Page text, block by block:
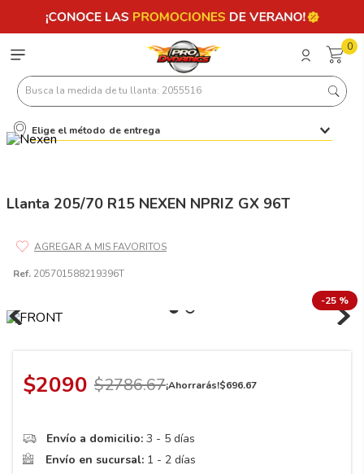
0
Busca la medida de tu llanta: 2055516
Elige el método de entrega
Llanta 205/70 R15 NEXEN NPRIZ GX 96T
Ref. 205701588219396T
-25 %
$2090 $2786.67¡Ahorrarás!$696.67
Envío a domicilio: 3 - 5 días
Envío en sucursal: 1 - 2 días
Términos más buscados
6. 185